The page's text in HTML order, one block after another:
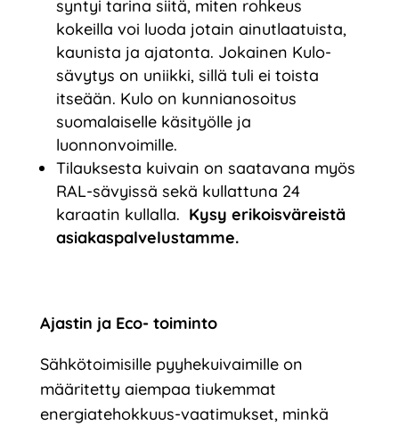
syntyi tarina siitä, miten rohkeus
kokeilla voi luoda jotain ainutlaatuista,
kaunista ja ajatonta. Jokainen Kulo-
sävytys on uniikki, sillä tuli ei toista
itseään. Kulo on kunnianosoitus
suomalaiselle käsityölle ja
luonnonvoimille.
Tilauksesta kuivain on saatavana myös
RAL-sävyissä sekä kullattuna 24
karaatin kullalla. Kysy erikoisväreistä
asiakaspalvelustamme.
Ajastin ja Eco- toiminto
Sähkötoimisille pyyhekuivaimille on
määritetty aiempaa tiukemmat
energiatehokkuus-vaatimukset, minkä